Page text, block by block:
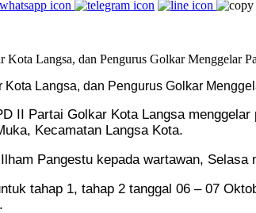
Kota Langsa, dan Pengurus Golkar
II Partai Golkar Kota Langsa
Kecamatan Langsa Kota.
Pangestu kepada wartawan,
tahap 1, tahap 2 tanggal 06 – 07